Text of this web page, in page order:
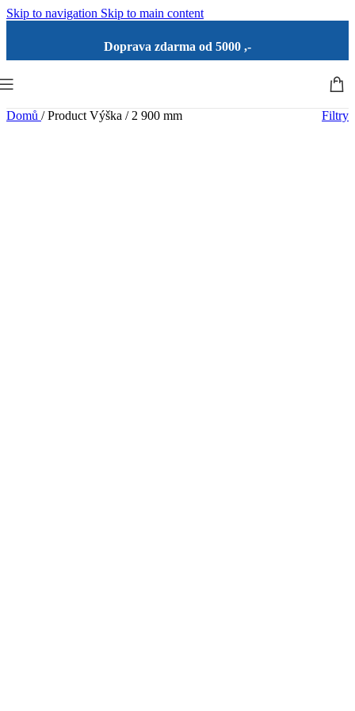
Skip to navigation Skip to main content
Doprava zdarma od 5000 ,-
Domů / Product Výška / 2 900 mm Filtry